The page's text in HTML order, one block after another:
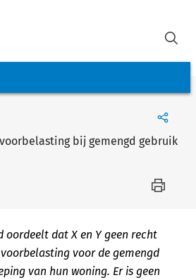
bij gemengd gebruik
oordeelt dat X en Y geen recht
voor de gemengd
van hun woning. Er is geen